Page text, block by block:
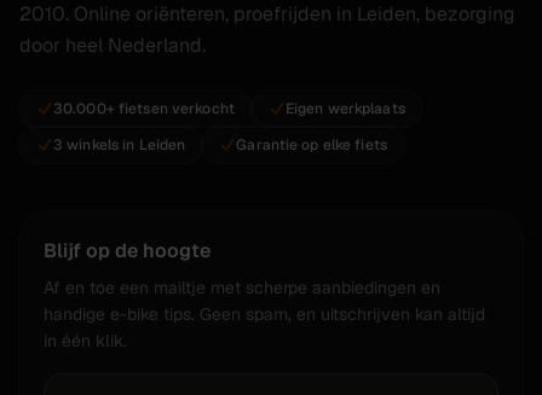
2010. Online oriënteren, proefrijden in Leiden, bezorging
door heel Nederland.
30.000+ fietsen verkocht
Eigen werkplaats
3 winkels in Leiden
Garantie op elke fiets
Blijf op de hoogte
Af en toe een mailtje met scherpe aanbiedingen en
handige e-bike tips. Geen spam, en uitschrijven kan altijd
in één klik.